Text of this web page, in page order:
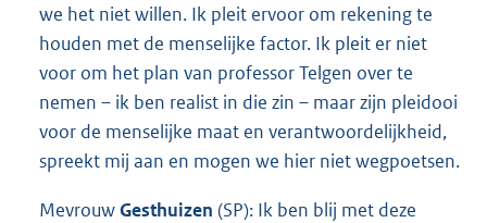
we het niet willen. Ik pleit ervoor om rekening te
houden met de menselijke factor. Ik pleit er niet
voor om het plan van professor Telgen over te
nemen – ik ben realist in die zin – maar zijn pleidooi
voor de menselijke maat en verantwoordelijkheid,
spreekt mij aan en mogen we hier niet wegpoetsen.
MevrouwGesthuizen (SP): Ik ben blij met deze